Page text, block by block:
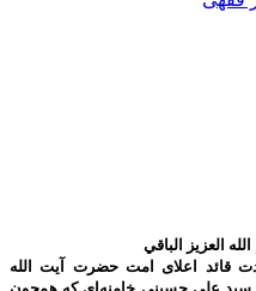
العزیز الباقي
قائد اعلای امت حضرت آیت الله